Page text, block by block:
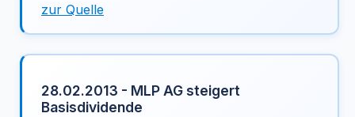
zur Quelle
28.02.2013 - MLP AG steigert
Basisdividende